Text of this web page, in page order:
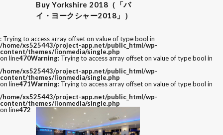
Buy Yorkshire 2018（「バ
イ・ヨークシャー2018」）
: Trying to access array offset on value of type bool in
/home/xs525443/project-app.net/public_html/wp-
content/themes/lionmedia/single.php
on line470Warning: Trying to access array offset on value of type bool in
/home/xs525443/project-app.net/public_html/wp-
content/themes/lionmedia/single.php
on line471Warning: Trying to access array offset on value of type bool in
/home/xs525443/project-app.net/public_html/wp-
content/themes/lionmedia/single.php
on line472